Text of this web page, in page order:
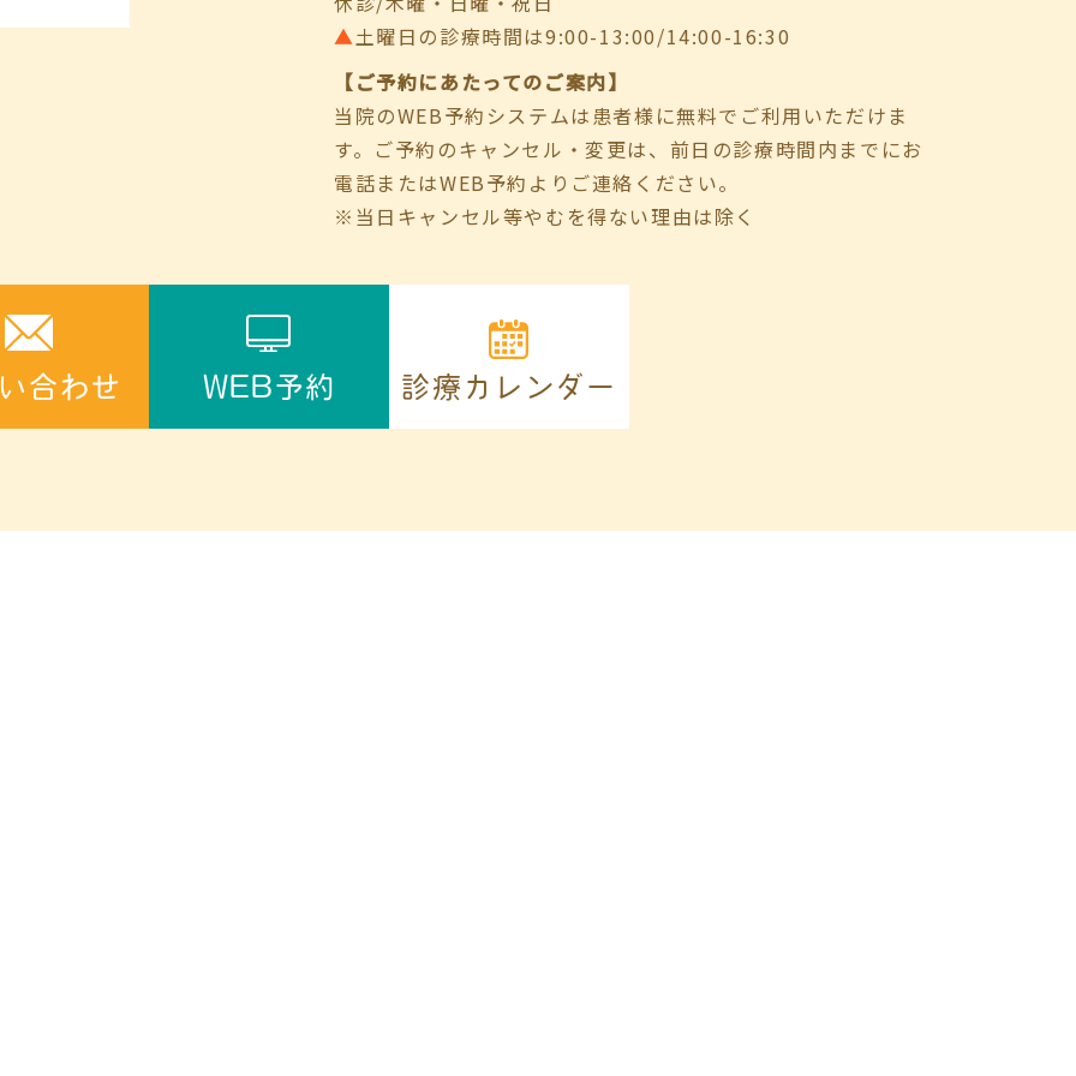
▲土曜日の診療時間は9:00-13:00/14:00-16:30
【ご予約にあたってのご案内】
当院のWEB予約システムは患者様に無料でご利用いただけま
す。ご予約のキャンセル・変更は、前日の診療時間内までにお
電話またはWEB予約よりご連絡ください。
※当日キャンセル等やむを得ない理由は除く
合わせ WEB予約 診療カレンダー